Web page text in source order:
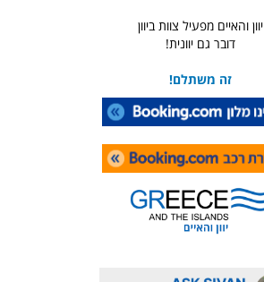
יוון והאיים מפעיל צוות ביוון
דובר גם יוונית!
זה משתלם!